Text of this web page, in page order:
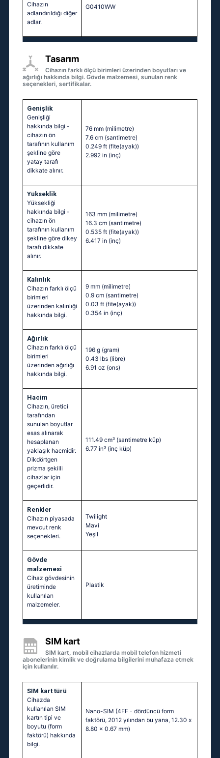
Cihazın
adlandırıldığı diğer
adlar.
G0410WW
Tasarım
Cihazın farklı ölçü birimleri üzerinden boyutları ve
ağırlığı hakkında bilgi. Gövde malzemesi, sunulan renk
seçenekleri, sertifikalar.
Genişlik
Genişliği
hakkında bilgi -
cihazın ön
tarafının kullanım
şekline göre
yatay tarafı
dikkate alınır.
76 mm (milimetre)
7.6 cm (santimetre)
0.249 ft (fite(ayak))
2.992 in (inç)
Yükseklik
Yüksekliği
hakkında bilgi -
cihazın ön
tarafının kullanım
şekline göre dikey
tarafı dikkate
alınır.
163 mm (milimetre)
16.3 cm (santimetre)
0.535 ft (fite(ayak))
6.417 in (inç)
Kalınlık
Cihazın farklı ölçü
birimleri
üzerinden kalınlıği
hakkında bilgi.
9 mm (milimetre)
0.9 cm (santimetre)
0.03 ft (fite(ayak))
0.354 in (inç)
Ağırlık
Cihazın farklı ölçü
birimleri
üzerinden ağırlığı
hakkında bilgi.
196 g (gram)
0.43 lbs (libre)
6.91 oz (ons)
Hacim
Cihazın, üretici
tarafından
sunulan boyutlar
esas alınarak
hesaplanan
yaklaşık hacmidir.
Dikdörtgen
prizma şekilli
cihazlar için
geçerlidir.
111.49 cm³ (santimetre küp)
6.77 in³ (inç küp)
Renkler
Cihazın piyasada
mevcut renk
seçenekleri.
Twilight
Mavi
Yeşil
Gövde
malzemesi
Cihaz gövdesinin
üretiminde
kullanılan
malzemeler.
Plastik
SIM kart
SIM kart, mobil cihazlarda mobil telefon hizmeti
abonelerinin kimlik ve doğrulama bilgilerini muhafaza etmek
için kullanılır.
SIM kart türü
Cihazda
kullanılan SIM
kartın tipi ve
boyutu (form
faktörü) hakkında
bilgi.
Nano-SIM (4FF - dördüncü form
faktörü, 2012 yılından bu yana, 12.30 x
8.80 x 0.67 mm)